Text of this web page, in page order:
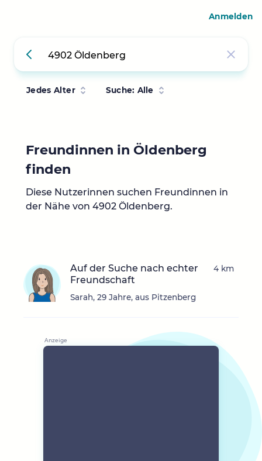
Jedes Alter Suche: Alle
Freundinnen in Öldenberg
finden
Diese Nutzerinnen suchen Freundinnen in
der Nähe von 4902 Öldenberg.
Auf der Suche nach echter
Freundschaft
Sarah, 29 Jahre, aus Pitzenberg
4 km
Anmelden